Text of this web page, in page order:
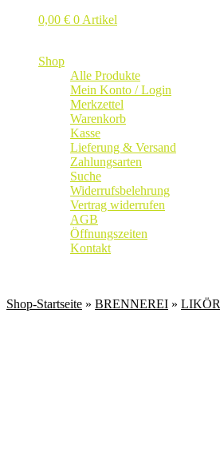
0,00 € 0 Artikel
Shop
Alle Produkte
Mein Konto / Login
Merkzettel
Warenkorb
Kasse
Lieferung & Versand
Zahlungsarten
Suche
Widerrufsbelehrung
Vertrag widerrufen
AGB
Öffnungszeiten
Kontakt
Shop-Startseite » BRENNEREI » LIKÖR